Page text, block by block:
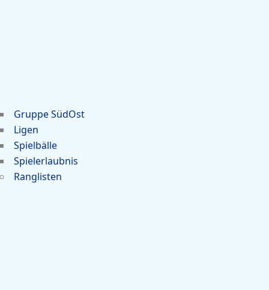
Gruppe SüdOst
Ligen
Spielbälle
Spielerlaubnis
Ranglisten